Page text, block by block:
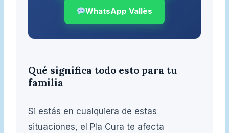
WhatsApp Vallès
Qué significa todo esto para tu
familia
Si estás en cualquiera de estas
situaciones, el Pla Cura te afecta